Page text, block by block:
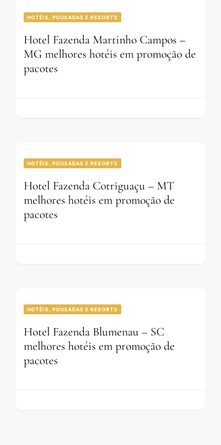
HOTÉIS, POUSADAS E RESORTS
Hotel Fazenda Martinho Campos –
MG melhores hotéis em promoção de
pacotes
HOTÉIS, POUSADAS E RESORTS
Hotel Fazenda Cotriguaçu – MT
melhores hotéis em promoção de
pacotes
HOTÉIS, POUSADAS E RESORTS
Hotel Fazenda Blumenau – SC
melhores hotéis em promoção de
pacotes